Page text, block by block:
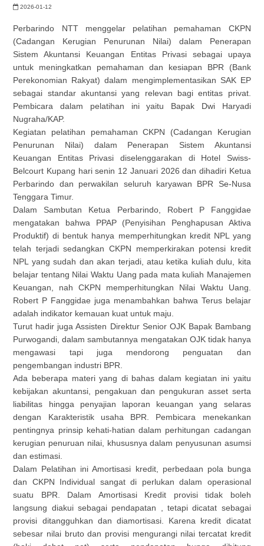
2026-01-12
Perbarindo NTT menggelar pelatihan pemahaman CKPN
(Cadangan Kerugian Penurunan Nilai) dalam Penerapan
Sistem Akuntansi Keuangan Entitas Privasi sebagai upaya
untuk meningkatkan pemahaman dan kesiapan BPR (Bank
Perekonomian Rakyat) dalam mengimplementasikan SAK EP
sebagai standar akuntansi yang relevan bagi entitas privat.
Pembicara dalam pelatihan ini yaitu Bapak Dwi Haryadi
Nugraha/KAP.
Kegiatan pelatihan pemahaman CKPN (Cadangan Kerugian
Penurunan Nilai) dalam Penerapan Sistem Akuntansi
Keuangan Entitas Privasi diselenggarakan di Hotel Swiss-
Belcourt Kupang hari senin 12 Januari 2026 dan dihadiri Ketua
Perbarindo dan perwakilan seluruh karyawan BPR Se-Nusa
Tenggara Timur.
Dalam Sambutan Ketua Perbarindo, Robert P Fanggidae
mengatakan bahwa PPAP (Penyisihan Penghapusan Aktiva
Produktif) di bentuk hanya memperhitungkan kredit NPL yang
telah terjadi sedangkan CKPN memperkirakan potensi kredit
NPL yang sudah dan akan terjadi, atau ketika kuliah dulu, kita
belajar tentang Nilai Waktu Uang pada mata kuliah Manajemen
Keuangan, nah CKPN memperhitungkan Nilai Waktu Uang.
Robert P Fanggidae juga menambahkan bahwa Terus belajar
adalah indikator kemauan kuat untuk maju.
Turut hadir juga Assisten Direktur Senior OJK Bapak Bambang
Purwogandi, dalam sambutannya mengatakan OJK tidak hanya
mengawasi tapi juga mendorong penguatan dan
pengembangan industri BPR.
Ada beberapa materi yang di bahas dalam kegiatan ini yaitu
kebijakan akuntansi, pengakuan dan pengukuran asset serta
liabilitas hingga penyajian laporan keuangan yang selaras
dengan Karakteristik usaha BPR. Pembicara menekankan
pentingnya prinsip kehati-hatian dalam perhitungan cadangan
kerugian penuruan nilai, khususnya dalam penyusunan asumsi
dan estimasi.
Dalam Pelatihan ini Amortisasi kredit, perbedaan pola bunga
dan CKPN Individual sangat di perlukan dalam operasional
suatu BPR. Dalam Amortisasi Kredit provisi tidak boleh
langsung diakui sebagai pendapatan , tetapi dicatat sebagai
provisi ditangguhkan dan diamortisasi. Karena kredit dicatat
sebesar nilai bruto dan provisi mengurangi nilai tercatat kredit